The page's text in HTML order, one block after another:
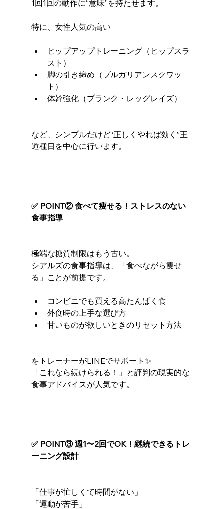
1回1回の動作に“意味”を持たせます。
特に、女性人気の高い
ヒップアップトレーニング（ヒップスラ
スト）
脚の引き締め（ブルガリアンスクワッ
ト）
体幹強化（プランク・レッグレイズ）
など、シンプルだけど“正しくやれば効く”王
道種目を中心に行います。
✅ POINT② 食べて痩せる！ストレスのない
食事指導
極端な糖質制限はもう古い。
シアルズの食事指導は、「食べながら痩せ
る」ことが前提です。
コンビニでも買える高たんぱく食
外食時の上手な選び方
甘いものが欲しいときのリセット方法
をトレーナーがLINEでサポート✨
「これなら続けられる！」と評判の現実的な
食事アドバイスが人気です。
✅ POINT③ 週1〜2回でOK！継続できるトレ
ーニング設計
「仕事が忙しくて時間がない」
「運動が苦手」